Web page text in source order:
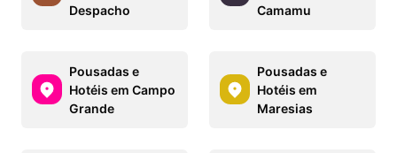
Despacho
Camamu
Pousadas e
Hotéis em Campo
Grande
Pousadas e
Hotéis em
Maresias